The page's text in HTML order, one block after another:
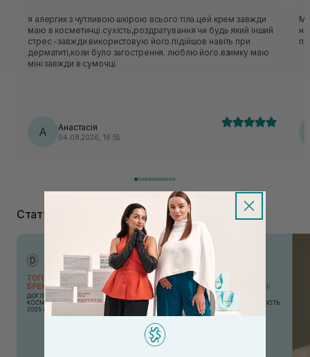
я алергик з чутливою шкірою всього тіла.цей крем завжди
маю в косметичці.сухість,роздратування чи будь який інший
стрес -завжди використовую його.підійшов навіть при
дерматиті,коли було загострення. люблю його.взимку маю
міні завжди в сумочці.
А Анастасія
04.08.2026, 16:55
Статті